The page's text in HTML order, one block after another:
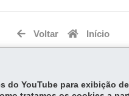
Voltar Início
OUVIDORIA
do YouTube para exibição de